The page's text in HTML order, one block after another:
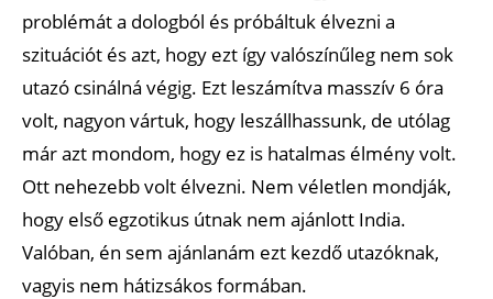
problémát a dologból és próbáltuk élvezni a
szituációt és azt, hogy ezt így valószínűleg nem sok
utazó csinálná végig. Ezt leszámítva masszív 6 óra
volt, nagyon vártuk, hogy leszállhassunk, de utólag
már azt mondom, hogy ez is hatalmas élmény volt.
Ott nehezebb volt élvezni. Nem véletlen mondják,
hogy első egzotikus útnak nem ajánlott India.
Valóban, én sem ajánlanám ezt kezdő utazóknak,
vagyis nem hátizsákos formában.